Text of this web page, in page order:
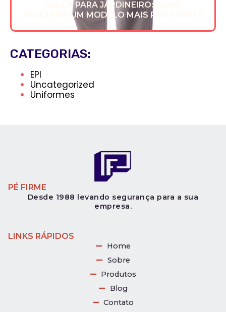
CALÇA PARA JARDINEIRO: COMO
ESCOLHER UM MODELO MAIS RESISTENTE
CATEGORIAS:
EPI
Uncategorized
Uniformes
PÉ FIRME
Desde 1988 levando segurança para a sua
empresa.
LINKS RÁPIDOS
Home
Sobre
Produtos
Blog
Contato